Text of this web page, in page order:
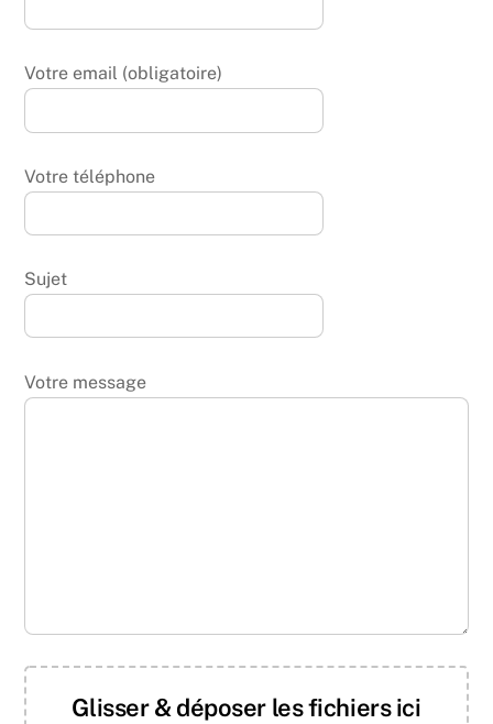
Votre email (obligatoire)
Votre téléphone
Sujet
Votre message
Glisser & déposer les fichiers ici